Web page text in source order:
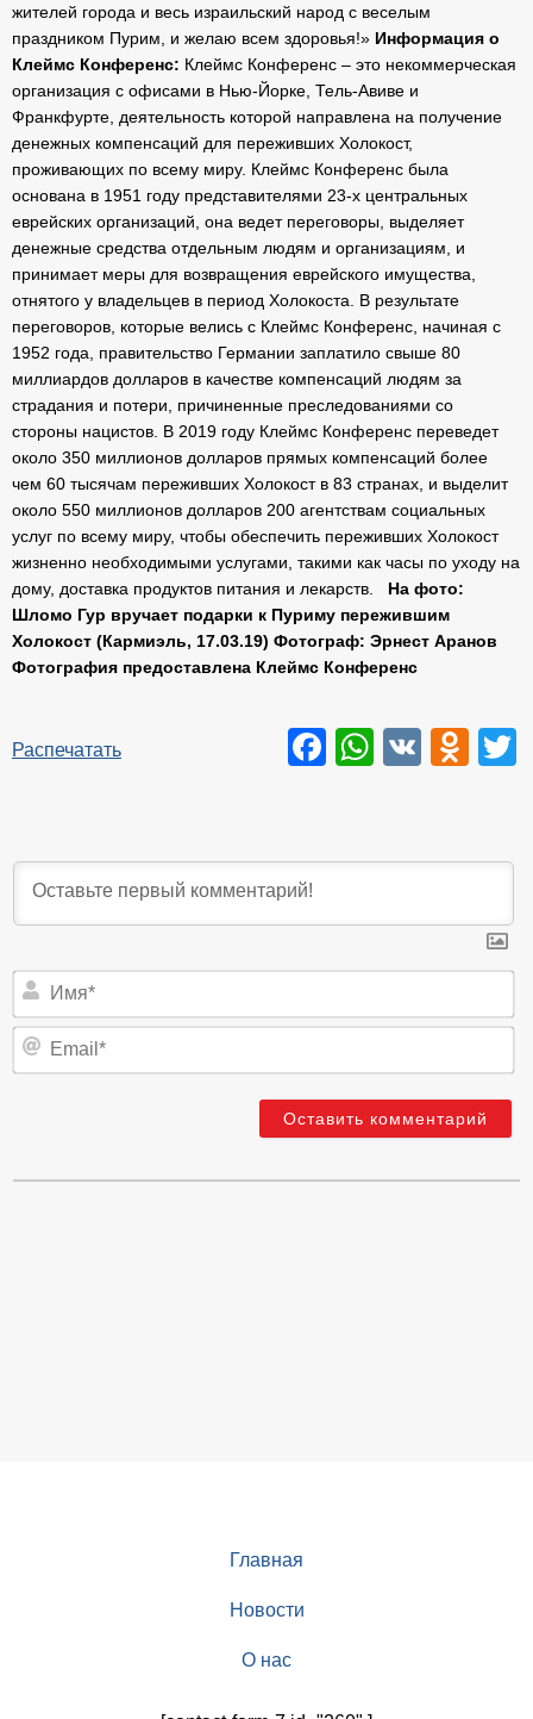
жителей города и весь израильский народ с веселым
праздником Пурим, и желаю всем здоровья!» Информация о
Клеймс Конференс: Клеймс Конференс – это некоммерческая
организация с офисами в Нью-Йорке, Тель-Авиве и
Франкфурте, деятельность которой направлена на получение
денежных компенсаций для переживших Холокост,
проживающих по всему миру. Клеймс Конференс была
основана в 1951 году представителями 23-х центральных
еврейских организаций, она ведет переговоры, выделяет
денежные средства отдельным людям и организациям, и
принимает меры для возвращения еврейского имущества,
отнятого у владельцев в период Холокоста. В результате
переговоров, которые велись с Клеймс Конференс, начиная с
1952 года, правительство Германии заплатило свыше 80
миллиардов долларов в качестве компенсаций людям за
страдания и потери, причиненные преследованиями со
стороны нацистов. В 2019 году Клеймс Конференс переведет
около 350 миллионов долларов прямых компенсаций более
чем 60 тысячам переживших Холокост в 83 странах, и выделит
около 550 миллионов долларов 200 агентствам социальных
услуг по всему миру, чтобы обеспечить переживших Холокост
жизненно необходимыми услугами, такими как часы по уходу на
дому, доставка продуктов питания и лекарств.
На фото:
Шломо Гур вручает подарки к Пуриму пережившим
Холокост (Кармиэль, 17.03.19) Фотограф: Эрнест Аранов
Фотография предоставлена Клеймс Конференс
Распечатать Facebook
VK
Главная
Новости
О нас